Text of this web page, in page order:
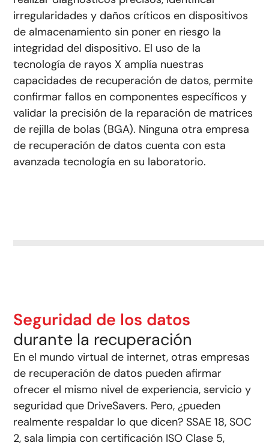
irregularidades y daños críticos en dispositivos
de almacenamiento sin poner en riesgo la
integridad del dispositivo. El uso de la
tecnología de rayos X amplía nuestras
capacidades de recuperación de datos, permite
confirmar fallos en componentes específicos y
validar la precisión de la reparación de matrices
de rejilla de bolas (BGA). Ninguna otra empresa
de recuperación de datos cuenta con esta
avanzada tecnología en su laboratorio.
Seguridad de los datos
durante la recuperación
En el mundo virtual de internet, otras empresas
de recuperación de datos pueden afirmar
ofrecer el mismo nivel de experiencia, servicio y
seguridad que DriveSavers. Pero, ¿pueden
realmente respaldar lo que dicen? SSAE 18, SOC
2, sala limpia con certificación ISO Clase 5,